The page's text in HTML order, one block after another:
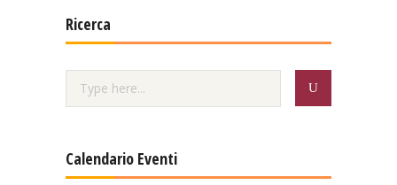
Ricerca
Calendario Eventi